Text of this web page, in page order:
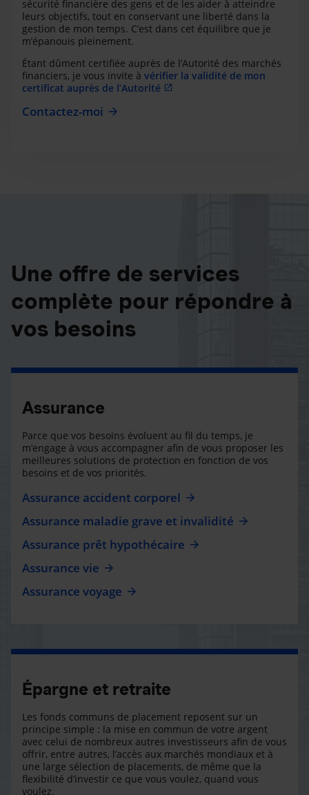
sécurité financière des gens et de les aider à atteindre
leurs objectifs, tout en conservant une liberté dans la
gestion de mon temps. C’est dans cet équilibre que je
m’épanouis pleinement.
Étant dûment certifiée auprès de l’Autorité des marchés
financiers, je vous invite à vérifier la validité de mon
certificat auprès de l’Autorité
Contactez-moi
Une offre de services
complète pour répondre à
vos besoins
Assurance
Parce que vos besoins évoluent au fil du temps, je
m’engage à vous accompagner afin de vous proposer les
meilleures solutions de protection en fonction de vos
besoins et de vos priorités.
Assurance accident corporel
Assurance maladie grave et invalidité
Assurance prêt hypothécaire
Assurance vie
Assurance voyage
Épargne et retraite
Les fonds communs de placement reposent sur un
principe simple : la mise en commun de votre argent
avec celui de nombreux autres investisseurs afin de vous
offrir, entre autres, l’accès aux marchés mondiaux et à
une large sélection de placements, de même que la
flexibilité d’investir ce que vous voulez, quand vous
voulez.